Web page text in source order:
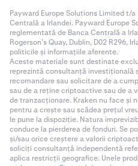
Payward Europe Solutions Limited t/
Centrală a Irlandei. Payward Europe
reglementată de Banca Centrală a
Rogerson’s Quay, Dublin, D02 R296,
politicile și informațiile aferente.
Aceste materiale sunt destinate
reprezintă consultanță investițională
recomandare sau solicitare de a
sau de a reține criptoactive sau de a
de tranzacționare. Kraken nu face și
pentru a crește sau scădea prețul
le pune la dispoziție. Natura
conduce la pierderea de fonduri. Se
și/sau orice creștere a valorii
soliciți consultanță independentă
aplica restricții geografice. Unele